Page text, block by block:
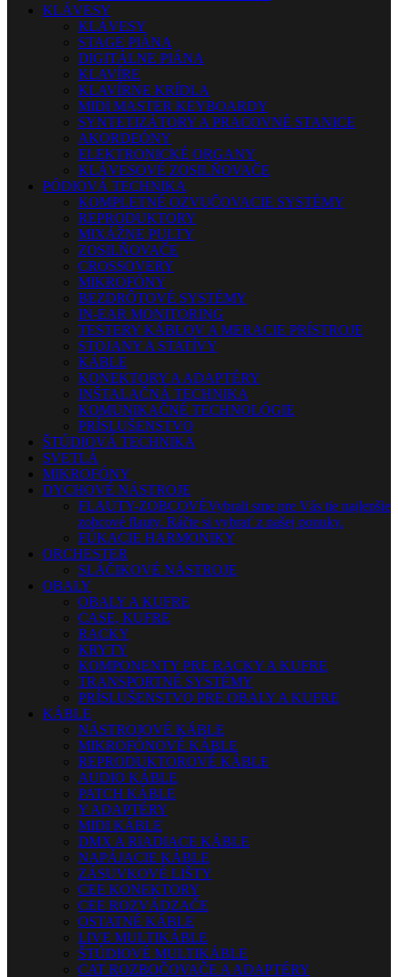
KLÁVESY
KLÁVESY
STAGE PIÁNA
DIGITÁLNE PIÁNA
KLAVÍRE
KLAVÍRNE KRÍDLA
MIDI MASTER KEYBOARDY
SYNTETIZÁTORY A PRACOVNÉ STANICE
AKORDEÓNY
ELEKTRONICKÉ ORGANY
KLÁVESOVÉ ZOSILŇOVAČE
PÓDIOVÁ TECHNIKA
KOMPLETNÉ OZVUČOVACIE SYSTÉMY
REPRODUKTORY
MIXÁŽNE PULTY
ZOSILŇOVAČE
CROSSOVERY
MIKROFÓNY
BEZDRÔTOVÉ SYSTÉMY
IN-EAR MONITORING
TESTERY KÁBLOV A MERACIE PRÍSTROJE
STOJANY A STATÍVY
KÁBLE
KONEKTORY A ADAPTÉRY
INŠTALAČNÁ TECHNIKA
KOMUNIKAČNÉ TECHNOLÓGIE
PRÍSLUŠENSTVO
ŠTÚDIOVÁ TECHNIKA
SVETLÁ
MIKROFÓNY
DYCHOVÉ NÁSTROJE
FLAUTY-ZOBCOVÉVybrali sme pre Vás tie najlepšie
zobcové flauty. Ráčte si vybrať z našej ponuky.
FÚKACIE HARMONIKY
ORCHESTER
SLÁČIKOVÉ NÁSTROJE
OBALY
OBALY A KUFRE
CASE, KUFRE
RACKY
KRYTY
KOMPONENTY PRE RACKY A KUFRE
TRANSPORTNÉ SYSTÉMY
PRÍSLUŠENSTVO PRE OBALY A KUFRE
KÁBLE
NÁSTROJOVÉ KÁBLE
MIKROFÓNOVÉ KÁBLE
REPRODUKTOROVÉ KÁBLE
AUDIO KÁBLE
PATCH KÁBLE
Y ADAPTÉRY
MIDI KÁBLE
DMX A RIADIACE KÁBLE
NAPÁJACIE KÁBLE
ZÁSUVKOVÉ LIŠTY
CEE KONEKTORY
CEE ROZVÁDZAČE
OSTATNÉ KÁBLE
LIVE MULTIKÁBLE
ŠTÚDIOVÉ MULTIKÁBLE
CAT ROZBOČOVAČE A ADAPTÉRY